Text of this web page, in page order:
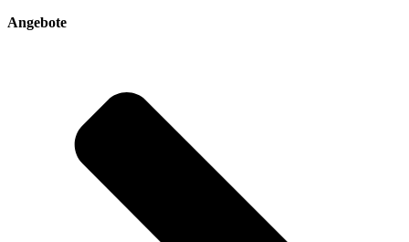
Angebote